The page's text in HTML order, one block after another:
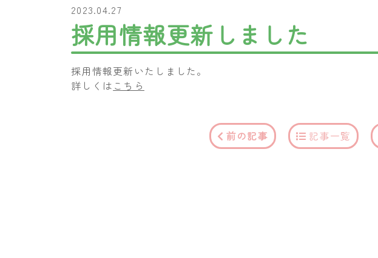
2023.04.27
採用情報更新しました
採用情報更新いたしました。
詳しくは こちら
前の記事 記事一覧